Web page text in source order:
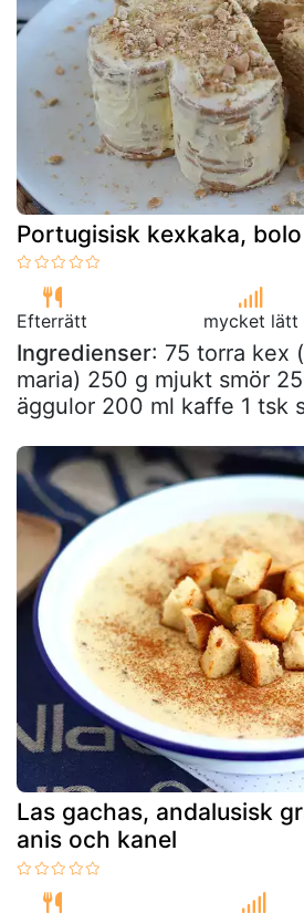
Portugisisk kexkaka,
Efterrätt mycket lätt
Ingredienser: 75 torra kex
maria) 250 g mjukt smör
äggulor 200 ml kaffe 1 tsk
Las gachas, andalusisk
anis och kanel